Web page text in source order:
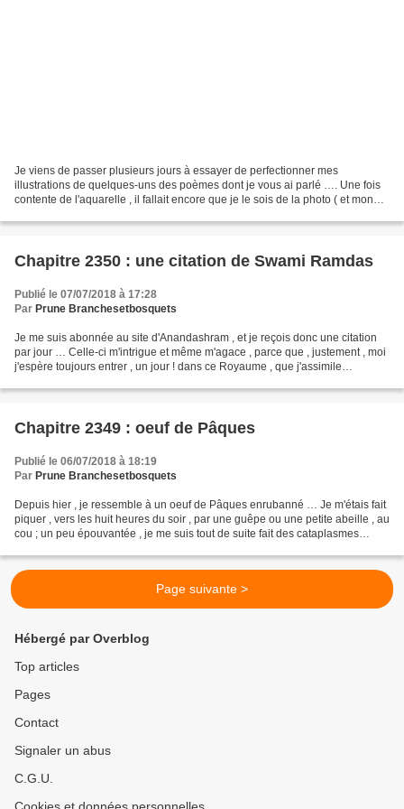
Je viens de passer plusieurs jours à essayer de perfectionner mes
illustrations de quelques-uns des poèmes dont je vous ai parlé …. Une fois
contente de l'aquarelle , il fallait encore que je le sois de la photo ( et mon
Chapitre 2350 : une citation de Swami Ramdas
Publié le 07/07/2018 à 17:28
Par Prune Branchesetbosquets
Je me suis abonnée au site d'Anandashram , et je reçois donc une citation
par jour … Celle-ci m'intrigue et même m'agace , parce que , justement , moi
j'espère toujours entrer , un jour ! dans ce Royaume , que j'assimile
Chapitre 2349 : oeuf de Pâques
Publié le 06/07/2018 à 18:19
Par Prune Branchesetbosquets
Depuis hier , je ressemble à un oeuf de Pâques enrubanné … Je m'étais fait
piquer , vers les huit heures du soir , par une guêpe ou une petite abeille , au
cou ; un peu épouvantée , je me suis tout de suite fait des cataplasmes
Page suivante >
Hébergé par Overblog
Top articles
Pages
Contact
Signaler un abus
C.G.U.